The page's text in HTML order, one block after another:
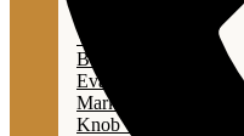
Wild Turkey
Bulleit Bourbon
Evan Williams
Marker's Mark
Knob Creek